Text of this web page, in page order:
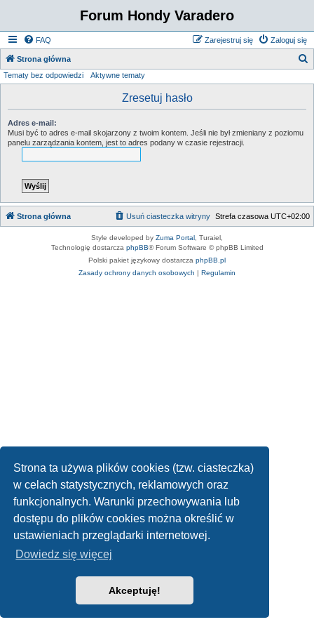
Strona ta używa plików cookies (tzw. ciasteczka)
w celach statystycznych, reklamowych oraz
funkcjonalnych. Warunki przechowywania lub
dostępu do plików cookies można określić w
ustawieniach przeglądarki internetowej.
Dowiedz się więcej
Akceptuję!
Forum Hondy Varadero
FAQ Zaloguj się
Zarejestruj się
Strona główna
Tematy bez odpowiedzi Aktywne tematy
Zresetuj hasło
Adres e-mail:
Musi być to adres e-mail skojarzony z twoim kontem. Jeśli nie był zmieniany z poziomu
panelu zarządzania kontem, jest to adres podany w czasie rejestracji.
Strona główna Strefa czasowa UTC+02:00
Usuń ciasteczka witryny
Style developed by Zuma Portal , Turaiel,
Technologię dostarcza phpBB® Forum Software © phpBB Limited
Polski pakiet językowy dostarcza phpBB.pl
Zasady ochrony danych osobowych | Regulamin